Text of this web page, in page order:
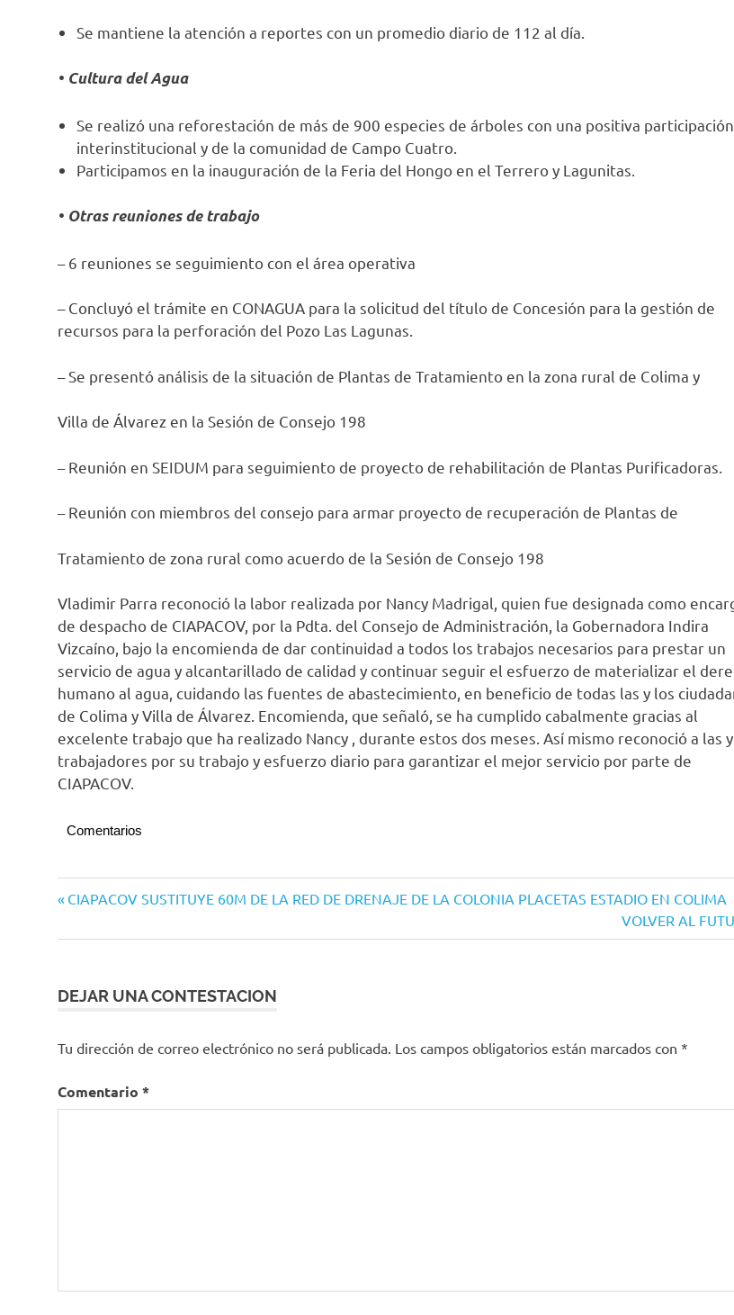
Se mantiene la atención a reportes con un promedio diario de 112 al día.
• Cultura del Agua
Se realizó una reforestación de más de 900 especies de árboles con una positiva participación
interinstitucional y de la comunidad de Campo Cuatro.
Participamos en la inauguración de la Feria del Hongo en el Terrero y Lagunitas.
• Otras reuniones de trabajo
– 6 reuniones se seguimiento con el área operativa
– Concluyó el trámite en CONAGUA para la solicitud del título de Concesión para la gestión de
recursos para la perforación del Pozo Las Lagunas.
– Se presentó análisis de la situación de Plantas de Tratamiento en la zona rural de Colima y
Villa de Álvarez en la Sesión de Consejo 198
– Reunión en SEIDUM para seguimiento de proyecto de rehabilitación de Plantas Purificadoras.
– Reunión con miembros del consejo para armar proyecto de recuperación de Plantas de
Tratamiento de zona rural como acuerdo de la Sesión de Consejo 198
Vladimir Parra reconoció la labor realizada por Nancy Madrigal, quien fue designada como
de despacho de CIAPACOV, por la Pdta. del Consejo de Administración, la Gobernadora Indira
Vizcaíno, bajo la encomienda de dar continuidad a todos los trabajos necesarios para prestar un
servicio de agua y alcantarillado de calidad y continuar seguir el esfuerzo de materializar el
humano al agua, cuidando las fuentes de abastecimiento, en beneficio de todas las y los
de Colima y Villa de Álvarez. Encomienda, que señaló, se ha cumplido cabalmente gracias al
excelente trabajo que ha realizado Nancy , durante estos dos meses. Así mismo reconoció a las
trabajadores por su trabajo y esfuerzo diario para garantizar el mejor servicio por parte de
CIAPACOV.
Comentarios
Navegación
de
Entrada
CIAPACOV SUSTITUYE 60M DE LA RED DE DRENAJE DE LA COLONIA PLACETAS ESTADIO EN COLIMA
Siguiente
entrada:
VOLVER AL
DEJAR UNA CONTESTACION
Tu dirección de correo electrónico no será publicada. Los campos obligatorios están marcados con *
Comentario *